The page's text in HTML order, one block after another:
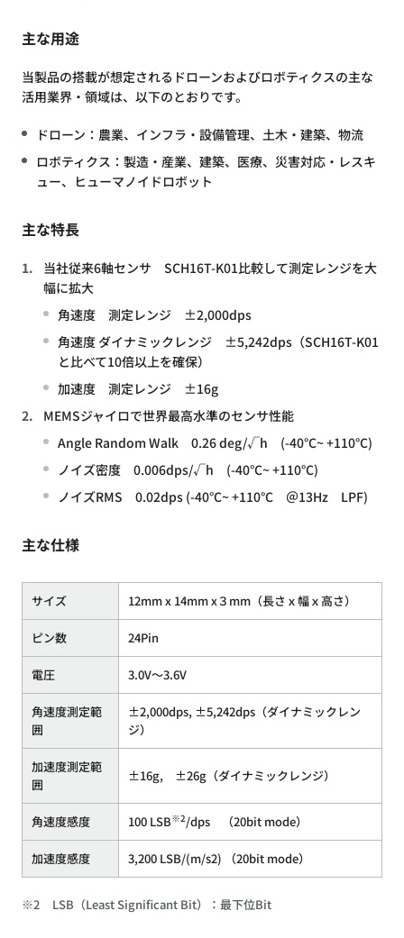
主な用途
当製品の搭載が想定されるドローンおよびロボティクスの主な
活用業界・領域は、以下のとおりです。
ドローン：農業、インフラ・設備管理、土木・建築、物流
ロボティクス：製造・産業、建築、医療、災害対応・レスキ
ュー、ヒューマノイドロボット
主な特長
当社従来6軸センサ SCH16T-K01比較して測定レンジを大
幅に拡大
角速度 測定レンジ ±2,000dps
角速度 ダイナミックレンジ ±5,242dps（SCH16T-K01
と比べて10倍以上を確保）
加速度 測定レンジ ±16g
MEMSジャイロで世界最高水準のセンサ性能
Angle Random Walk 0.26 deg/√h (-40°C~ +110°C)
ノイズ密度 0.006dps/√h (-40°C~ +110°C)
ノイズRMS 0.02dps (-40°C~ +110°C ＠13Hz LPF)
主な仕様
サイズ 12mm x 14mm x３mm（長さｘ幅ｘ高さ）
ピン数 24Pin
電圧 3.0V〜3.6V
角速度測定範
囲
±2,000dps, ±5,242dps（ダイナミックレン
ジ）
加速度測定範
囲
±16g, ±26g（ダイナミックレンジ）
角速度感度 100 LSB※2/dps （20bit mode）
加速度感度 3,200 LSB/(m/s2) （20bit mode）
※2 LSB（Least Significant Bit）：最下位Bit